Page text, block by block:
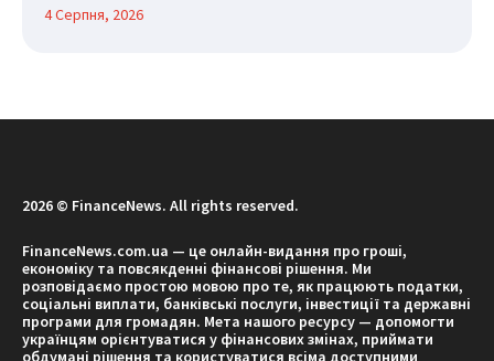
4 Серпня, 2026
2026 © FinanceNews. All rights reserved.
FinanceNews.com.ua — це онлайн-видання про гроші,
економіку та повсякденні фінансові рішення. Ми
розповідаємо простою мовою про те, як працюють податки,
соціальні виплати, банківські послуги, інвестиції та державні
програми для громадян. Мета нашого ресурсу — допомогти
українцям орієнтуватися у фінансових змінах, приймати
обдумані рішення та користуватися всіма доступними